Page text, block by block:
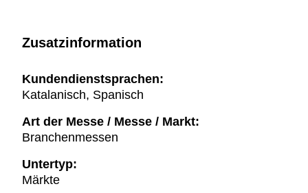
Zusatzinformation
Kundendienstsprachen:
Katalanisch, Spanisch
Art der Messe / Messe / Markt:
Branchenmessen
Untertyp:
Märkte